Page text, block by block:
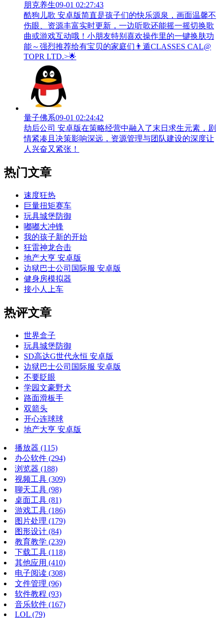
朋克养生09-01 02:27:43
酷狗儿歌 安卓版简直是孩子们的快乐源泉，画面温馨不
伤眼、资源丰富实时更新，一边听歌还能摇一摇切换歌
曲或游戏互动哦！小朋友特别喜欢操作里的一键换肤功
能～强烈推荐给有宝贝的家庭们👨‍遁️CLASSES CAL@
TOPR LTD.>🌟
量子佛系09-01 02:24:42
劫后公司 安卓版在策略经营中融入了末日求生元素，剧
情紧凑且决策影响深远，资源管理与团队建设的深度让
人兴奋又紧张！
热门文章
速度狂热
巨量扭矩赛车
玩具城堡防御
嘟嘟大冲锋
我的孩子新的开始
狂雷神龙合击
地产大亨 安卓版
边狱巴士公司国际服 安卓版
健身房模拟器
接小人上车
热评文章
世界盒子
玩具城堡防御
SD高达G世代永恒 安卓版
边狱巴士公司国际服 安卓版
不要眨眼
学园文豪野犬
路面滑板手
双箭头
开心连球球
地产大亨 安卓版
播放器 (115)
办公软件 (294)
浏览器 (188)
视频工具 (309)
聊天工具 (98)
桌面工具 (81)
游戏工具 (186)
图片处理 (179)
图形设计 (84)
教育教学 (239)
下载工具 (118)
其他应用 (410)
电子阅读 (308)
文件管理 (96)
软件教程 (93)
音乐软件 (167)
LOL (79)